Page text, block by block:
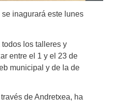
inagurará este lunes
los talleres y
entre el 1 y el 23 de
municipal y de la de
de Andretxea, ha